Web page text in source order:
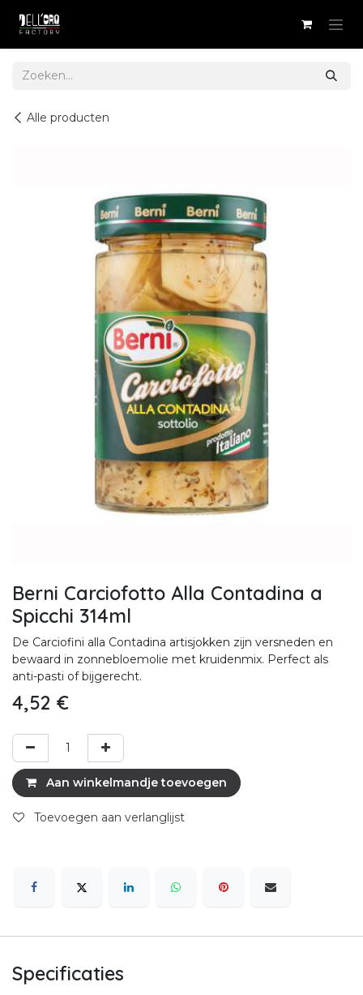
Alle producten
Berni Carciofotto Alla Contadina a
Spicchi 314ml
De Carciofini alla Contadina artisjokken zijn versneden en
bewaard in zonnebloemolie met kruidenmix. Perfect als
anti-pasti of bijgerecht.
4,52 €
Aan winkelmandje toevoegen
Toevoegen aan verlanglijst
Specificaties